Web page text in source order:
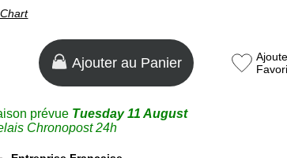
Ajouter au Panier
prévue Tuesday 11 August
Chronopost 24h